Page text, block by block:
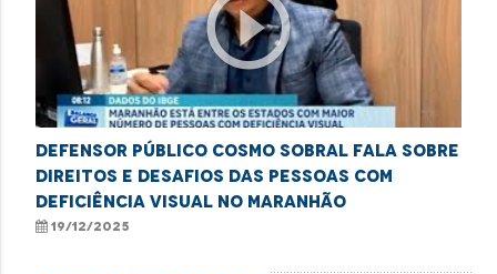
play_circle_outline
Defensor Público Cosmo Sobral fala sobre
direitos e desafios das pessoas com
deficiência visual no Maranhão
19/12/2025